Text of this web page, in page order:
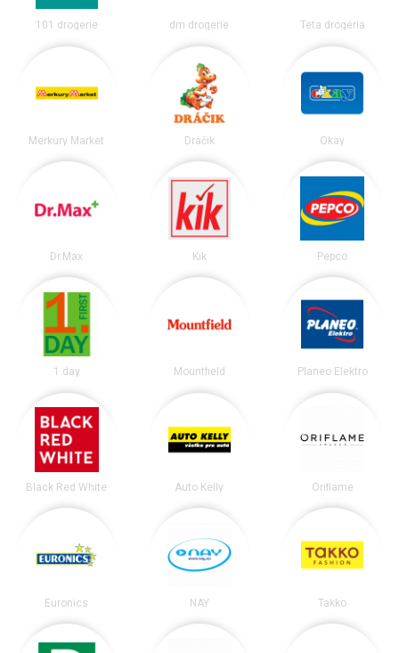
101 drogerie dm drogerie Teta drogéria
Merkury Market Dráčik Okay
Dr.Max Kik Pepco
1.day Mountfield Planeo Elektro
Black Red White Auto Kelly Oriflame
Euronics NAY Takko